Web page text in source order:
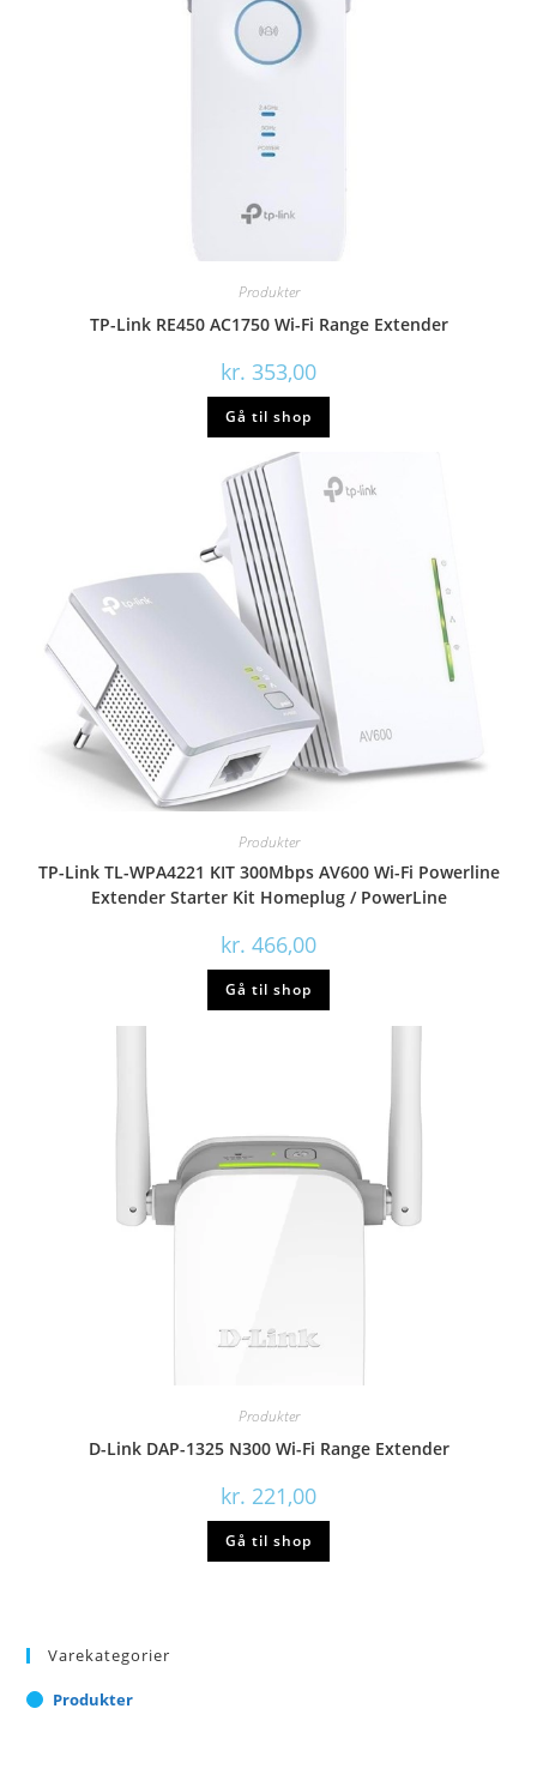
Produkter
TP-Link RE450 AC1750 Wi-Fi Range Extender
kr. 353,00
Gå til shop
Produkter
TP-Link TL-WPA4221 KIT 300Mbps AV600 Wi-Fi Powerline
Extender Starter Kit Homeplug / PowerLine
kr. 466,00
Gå til shop
Produkter
D-Link DAP-1325 N300 Wi-Fi Range Extender
kr. 221,00
Gå til shop
Varekategorier
Produkter